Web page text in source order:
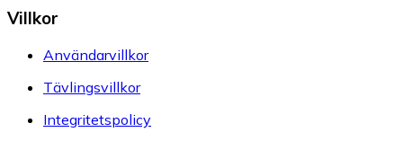
Villkor
Användarvillkor
Tävlingsvillkor
Integritetspolicy